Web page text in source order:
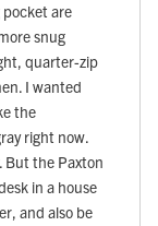
are
snug
quarter-zip
I wanted
the
right now.
But the Paxton
in a house
and also be